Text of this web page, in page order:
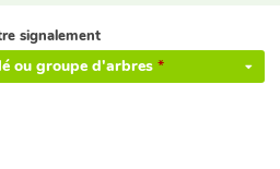
signalement
ou groupe d'arbres